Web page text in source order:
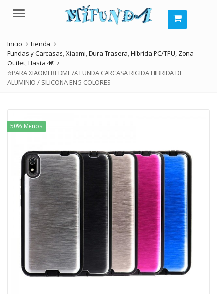
Menú
Inicio
Tienda
Fundas y Carcasas,Xiaomi,Dura Trasera,Híbrida PC/TPU, Zona
Outlet,Hasta 4€
⭐PARA XIAOMI REDMI 7A FUNDA CARCASA RIGIDA HIBRIDA DE
ALUMINIO / SILICONA EN 5 COLORES
50% Menos